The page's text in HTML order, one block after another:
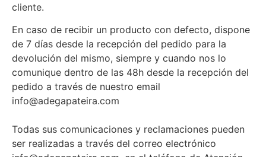
cliente.
En caso de recibir un producto con defecto, dispone
de 7 días desde la recepción del pedido para la
devolución del mismo, siempre y cuando nos lo
comunique dentro de las 48h desde la recepción del
pedido a través de nuestro email
info@adegapateira.com
Todas sus comunicaciones y reclamaciones pueden
ser realizadas a través del correo electrónico